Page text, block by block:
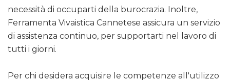
necessità di occuparti della burocrazia. Inoltre,
Ferramenta Vivaistica Cannetese assicura un servizio
di assistenza continuo, per supportarti nel lavoro di
tutti i giorni.
Per chi desidera acquisire le competenze all'utilizzo